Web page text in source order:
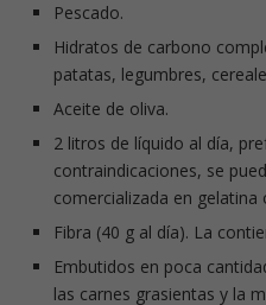
Pescado.
Hidratos de carbono
patatas, legumbres,
Aceite de oliva.
2 litros de líquido al día,
contraindicaciones, se
comercializada en
Fibra (40 g al día). La
Embutidos en poca
las carnes grasientas y la